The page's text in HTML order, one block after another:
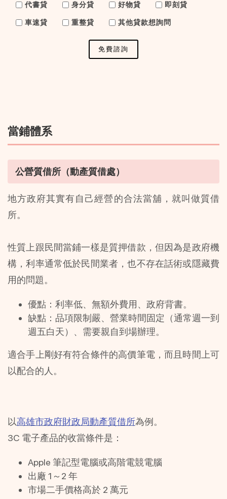
代書貸 身分貸 好物貸 即刻貸
車速貸 重整貸 其他貸款想詢問
免費諮詢
當鋪體系
公營質借所（動產質借處）
地方政府其實有自己經營的合法當舖，就叫做質借
所。
性質上跟民間當鋪一樣是質押借款，但因為是政府機
構，利率通常低於民間業者，也不存在話術或隱藏費
用的問題。
優點：利率低、無額外費用、政府背書。
缺點：品項限制嚴、營業時間固定（通常週一到
週五白天）、需要親自到場辦理。
適合手上剛好有符合條件的高價筆電，而且時間上可
以配合的人。
以高雄市政府財政局動產質借所為例。
3C 電子產品的收當條件是：
Apple 筆記型電腦或高階電競電腦
出廠 1～2 年
市場二手價格高於 2 萬元